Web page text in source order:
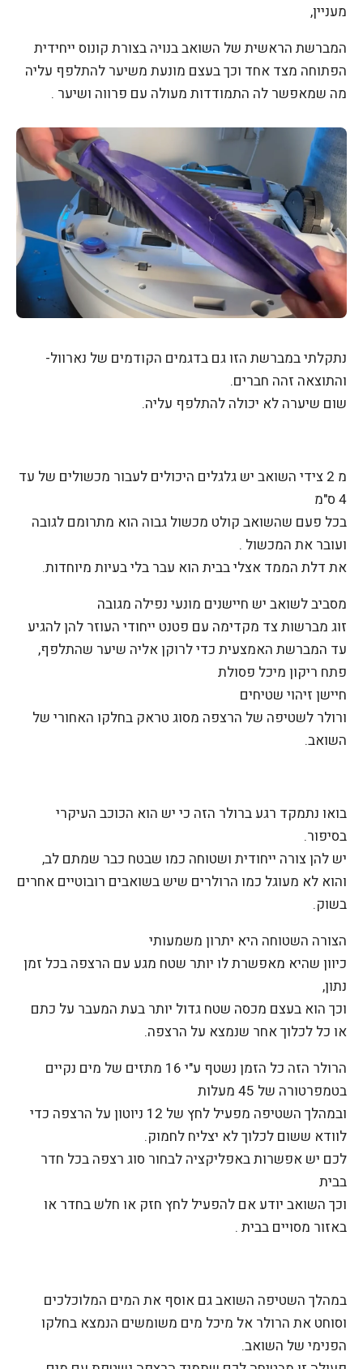
מעניין,
המברשת הראשית של השואב בנויה בצורת קונוס ייחידית
הפתוחה מצד אחד וכך בעצם מונעת משיער להתלפף עליה
מה שמאפשר לה התמודדות מעולה עם פרווה ושיער .
נתקלתי במברשת הזו גם בדגמים הקודמים של נארוול-
והתוצאה זהה חברים.
שום שיערה לא יכולה להתלפף עליה.
מ 2 צידי השואב יש גלגלים היכולים לעבור מכשולים של עד
4 ס"מ
בכל פעם שהשואב קולט מכשול גבוה הוא מתרומם לגובה
ועובר את המכשול .
את דלת הממד אצלי בבית הוא עבר בלי בעיות מיוחדות.
מסביב לשואב יש חיישנים מונעי נפילה מגובה
זוג מברשות צד מקדימה עם פטנט ייחודי העוזר להן להגיע
עד המברשת האמצעית כדי לרוקן אליה שיער שהתלפף,
פתח ריקון מיכל פסולת
חיישן זיהוי שטיחים
ורולר לשטיפה של הרצפה מסוג טראק בחלקו האחורי של
השואב.
בואו נתמקד רגע ברולר הזה כי יש הוא הכוכב העיקרי
בסיפור.
יש להן צורה ייחודית ושטוחה כמו שבטח כבר שמתם לב,
והוא לא מעוגל כמו הרולרים שיש בשואבים רובוטיים אחרים
בשוק.
הצורה השטוחה היא יתרון משמעותי
כיוון שהיא מאפשרת לו יותר שטח מגע עם הרצפה בכל זמן
נתון,
וכך הוא בעצם מכסה שטח גדול יותר בעת המעבר על כתם
או כל לכלוך אחר שנמצא על הרצפה.
הרולר הזה כל הזמן נשטף ע"י 16 מתזים של מים נקיים
בטמפרטורה של 45 מעלות
ובמהלך השטיפה מפעיל לחץ של 12 ניוטון על הרצפה כדי
לוודא ששום לכלוך לא יצליח לחמוק.
לכם יש אפשרות באפליקציה לבחור סוג רצפה בכל חדר
בבית
וכך השואב יודע אם להפעיל לחץ חזק או חלש בחדר או
באזור מסויים בבית .
במהלך השטיפה השואב גם אוסף את המים המלוכלכים
וסוחט את הרולר אל מיכל מים משומשים הנמצא בחלקו
הפנימי של השואב.